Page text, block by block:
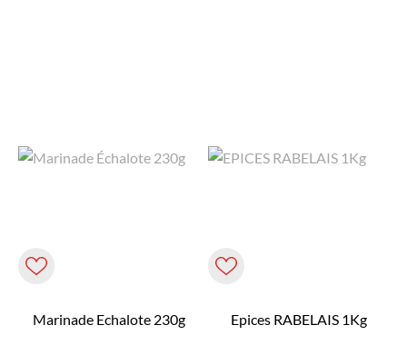
Marinade Echalote 230g Epices RABELAIS 1Kg